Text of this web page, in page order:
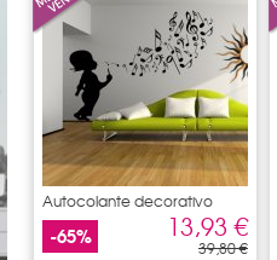
Autocolante decorativo
-65% 13,93 €
39,80 €